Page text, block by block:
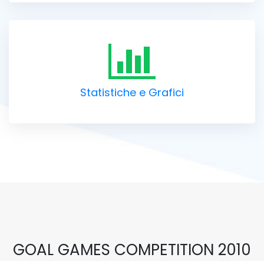
Statistiche e Grafici
GOAL GAMES COMPETITION 2010